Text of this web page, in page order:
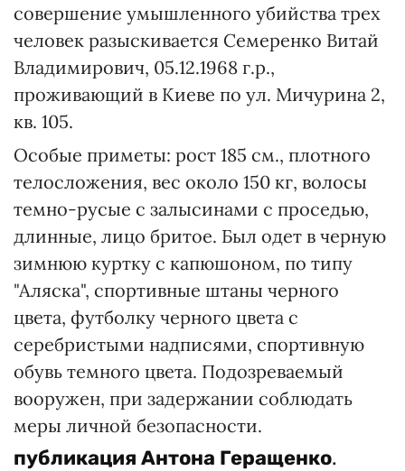
совершение умышленного убийства трех
человек разыскивается Семеренко Витай
Владимирович, 05.12.1968 г.р.,
проживающий в Киеве по ул. Мичурина 2,
кв. 105.
Особые приметы: рост 185 см., плотного
телосложения, вес около 150 кг, волосы
темно-русые с залысинами с проседью,
длинные, лицо бритое. Был одет в черную
зимнюю куртку с капюшоном, по типу
"Аляска", спортивные штаны черного
цвета, футболку черного цвета с
серебристыми надписями, спортивную
обувь темного цвета. Подозреваемый
вооружен, при задержании соблюдать
меры личной безопасности.
публикация Антона Геращенко.